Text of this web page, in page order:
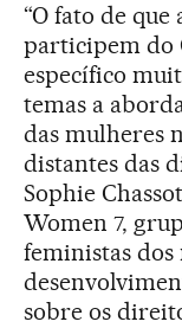
“O fato de
participem do
específico
temas a
das mulheres
distantes das
Sophie
Women 7,
feministas dos
sobre os